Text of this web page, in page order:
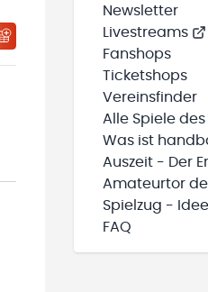
Newsletter
Livestreams
Fanshops
Ticketshops
Vereinsfinder
Alle Spiele
Was ist
Auszeit - Der
Amateurtor
Spielzug -
FAQ